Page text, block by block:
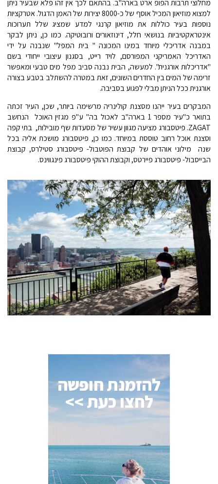
מחלוצי תרבות הפופ ארט בארה"ב. בהתאם לכך אין זהו פלא שבעיר ניתן
למצוא מוזיאון המכיל אוסף של כ-8000 יצירות של האמן הדגול. אטרקציות
נוספות בעיר כוללות את מוזיאון קרנגי למדע שמציג שלל תערוכות
אינטראקטיביות בנושאי חלל, דינוזאורים ורובוטיקה. כמו כן, ניתן לבקר
במבנה אדריכלי מיוחד במינו המכונה " בית המפל" שנבנה על ידי
האדריכל האמריקני המפורסם, לויד רייט, בסגנון עיצובי ייחודי בשם
"אדריכלות אורגנית". למעשה, הבית נבנה סביב מפל מים טבעי ומאפשר
זרימה של המים בין החדרים השונים, זאת במטרה להשתלב בטבע בצורה
אורגנית ככל הניתן מבלי לפגוע בסביבה.
המבקרים בעיר ייהנו מסצנת קולינריה מרשימה ביותר, שכן, העיר זכתה
בתואר כ"עיר מספר 1 בארה"ב לאכול בה" ע"פ מגזין האוכל הנחשב
ZAGAT. פיטסבורג מציעה מגוון עשיר של מסעדות שף מובילות, בתי קפה
וסצנת אוכל רחוב טוססת במיוחד. כמו כן, פיטסבורג מושכת אליה בכל
שנה מילוני אוהדים של קבוצת הפוטבול- פיטסבורג סטילרס, קבוצת
הבייסבול- פיטסבורג פיירטס, וקבוצת ההוקי פיטסבורג פינגווינס.
להזמנת חופשה
לחצו כעת >>